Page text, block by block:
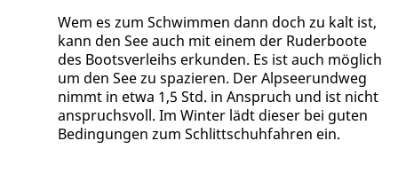
Wem es zum Schwimmen dann doch zu kalt ist,
kann den See auch mit einem der Ruderboote
des Bootsverleihs erkunden. Es ist auch möglich
um den See zu spazieren. Der Alpseerundweg
nimmt in etwa 1,5 Std. in Anspruch und ist nicht
anspruchsvoll. Im Winter lädt dieser bei guten
Bedingungen zum Schlittschuhfahren ein.